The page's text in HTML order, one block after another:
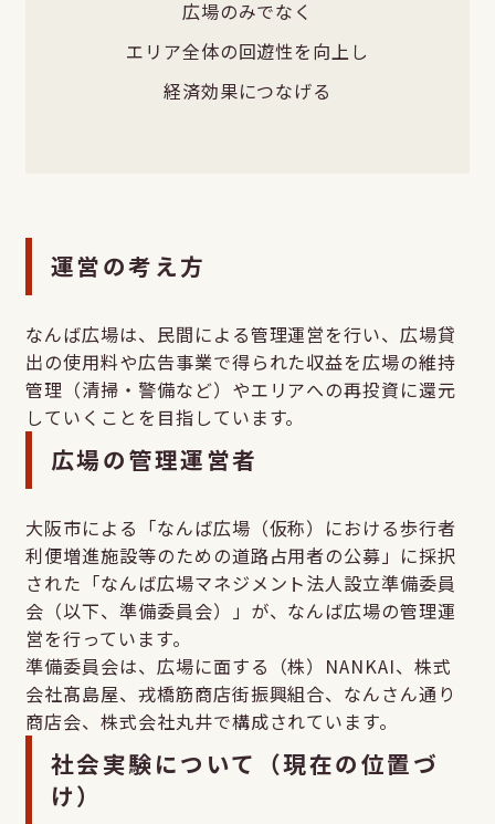
広場のみでなく
エリア全体の回遊性を向上し
経済効果につなげる
運営の考え方
なんば広場は、民間による管理運営を行い、広場貸
出の使用料や広告事業で得られた収益を広場の維持
管理（清掃・警備など）やエリアへの再投資に還元
していくことを目指しています。
広場の管理運営者
大阪市による「なんば広場（仮称）における歩行者
利便増進施設等のための道路占用者の公募」に採択
された「なんば広場マネジメント法人設立準備委員
会（以下、準備委員会）」が、なんば広場の管理運
営を行っています。
準備委員会は、広場に面する（株）NANKAI、株式
会社髙島屋、戎橋筋商店街振興組合、なんさん通り
商店会、株式会社丸井で構成されています。
社会実験について（現在の位置づ
け）